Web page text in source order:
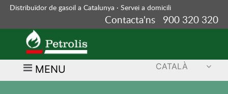
Distribuïdor de gasoil a Catalunya · Servei a domicili
Contacta'ns 900 320 320
MENU CATALÀ